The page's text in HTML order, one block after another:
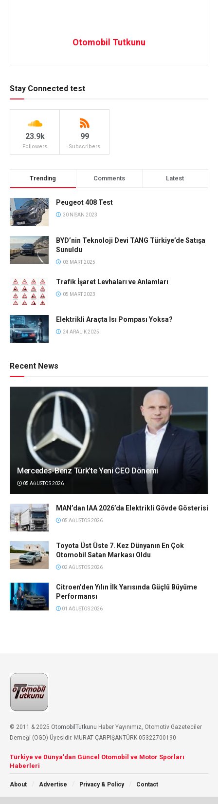
Otomobil Tutkunu
Stay Connected test
23.9k
Followers
99
Subscribers
Trending Comments Latest
Peugeot 408 Test
30 NISAN 2023
BYD’nin Teknoloji Devi TANG Türkiye’de Satışa
Sunuldu
03 MART 2025
Trafik İşaret Levhaları ve Anlamları
05 MART 2023
Elektrikli Araçta Isı Pompası Yoksa?
24 ARALIK 2025
Recent News
Mercedes-Benz Türk’te Yeni CEO Dönemi
05 AĞUSTOS 2026
MAN’dan IAA 2026’da Elektrikli Gövde Gösterisi
05 AĞUSTOS 2026
Toyota Üst Üste 7. Kez Dünyanın En Çok
Otomobil Satan Markası Oldu
02 AĞUSTOS 2026
Citroen’den Yılın İlk Yarısında Güçlü Büyüme
Performansı
01 AĞUSTOS 2026
© 2011 & 2025 OtomobilTutkunu Haber Yayınımız, Otomotiv Gazeteciler
Derneği (OGD) Üyesidir. MURAT ÇARPIŞANTÜRK 05322700190
Türkiye ve Dünya'dan Güncel Otomobil ve Motor Sporları
Haberleri
About Advertise Privacy & Policy Contact